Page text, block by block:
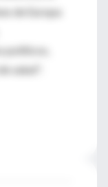
de Europa
políticos,
salud".